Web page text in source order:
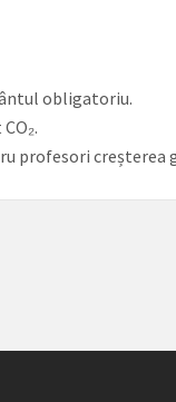
obligatoriu.
profesori creșterea